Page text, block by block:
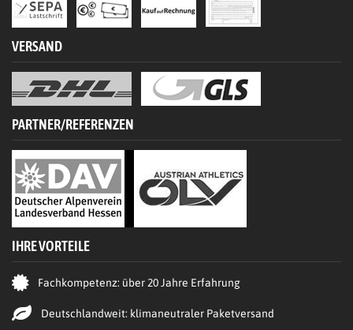
VERSAND
PARTNER/REFERENZEN
IHRE VORTEILE
Fachkompetenz: über 20 Jahre Erfahrung
Deutschlandweit: klimaneutraler Paketversand